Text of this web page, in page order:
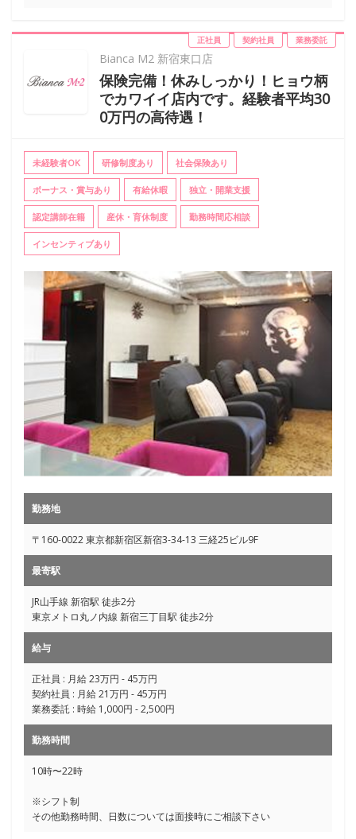
正社員 契約社員 業務委託
Bianca M2 新宿東口店
保険完備！休みしっかり！ヒョウ柄
でカワイイ店内です。経験者平均30
0万円の高待遇！
未経験者OK 研修制度あり 社会保険あり
ボーナス・賞与あり 有給休暇 独立・開業支援
認定講師在籍 産休・育休制度 勤務時間応相談
インセンティブあり
勤務地
〒160-0022 東京都新宿区新宿3-34-13 三経25ビル9F
最寄駅
JR山手線 新宿駅 徒歩2分
東京メトロ丸ノ内線 新宿三丁目駅 徒歩2分
給与
正社員 : 月給 23万円 - 45万円
契約社員 : 月給 21万円 - 45万円
業務委託 : 時給 1,000円 - 2,500円
勤務時間
10時〜22時
※シフト制
その他勤務時間、日数については面接時にご相談下さい